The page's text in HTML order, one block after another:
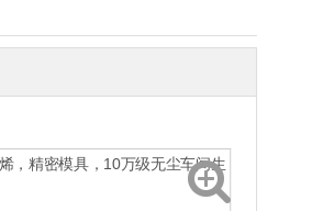
，精密模具，10万级无尘车间生